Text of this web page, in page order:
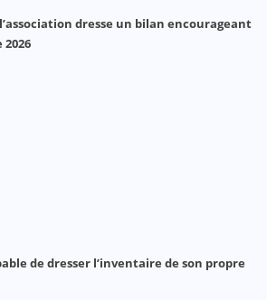
dresse un bilan encourageant
de dresser l’inventaire de son propre